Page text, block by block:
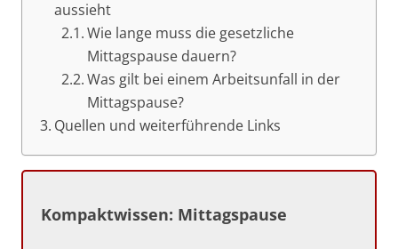
aussieht
Wie lange muss die gesetzliche
Mittagspause dauern?
Was gilt bei einem Arbeitsunfall in der
Mittagspause?
Quellen und weiterführende Links
Kompaktwissen: Mittagspause